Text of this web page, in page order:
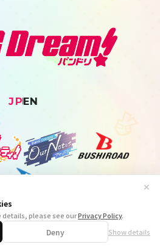
details, please see ourPrivacy Policy.
Deny Show details
✕
JPEN
外部送信ポリシー クッキーポリシー
！)｣著作物利用に関するガイドライン